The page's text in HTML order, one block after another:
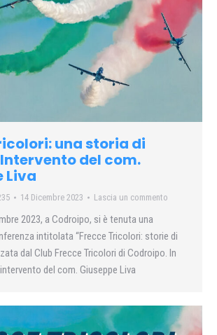
una storia di
del com.
Liva
14 Dicembre 2023 Lascia un commento
2023, a Codroipo, si è tenuta una
intitolata “Frecce Tricolori: storie di
dal Club Frecce Tricolori di Codroipo. In
del com. Giuseppe Liva